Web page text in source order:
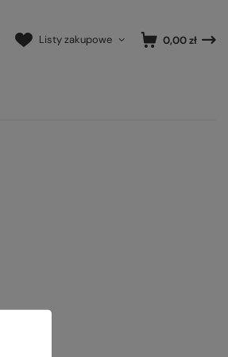
Listy zakupowe 0,00 zł